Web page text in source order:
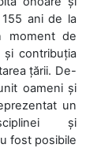
ani de la
moment de
și contribuția
țării. De-
oameni și
un
și
fost posibile